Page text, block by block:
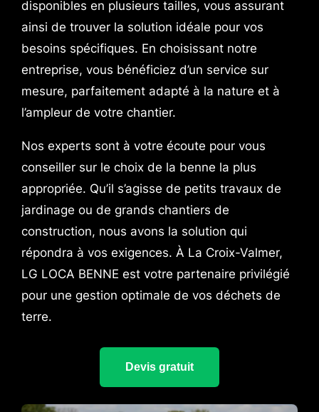
disponibles en plusieurs tailles, vous assurant
ainsi de trouver la solution idéale pour vos
besoins spécifiques. En choisissant notre
entreprise, vous bénéficiez d’un service sur
mesure, parfaitement adapté à la nature et à
l’ampleur de votre chantier.
Nos experts sont à votre écoute pour vous
conseiller sur le choix de la benne la plus
appropriée. Qu’il s’agisse de petits travaux de
jardinage ou de grands chantiers de
construction, nous avons la solution qui
répondra à vos exigences. À La Croix-Valmer,
LG LOCA BENNE est votre partenaire privilégié
pour une gestion optimale de vos déchets de
terre.
Devis gratuit